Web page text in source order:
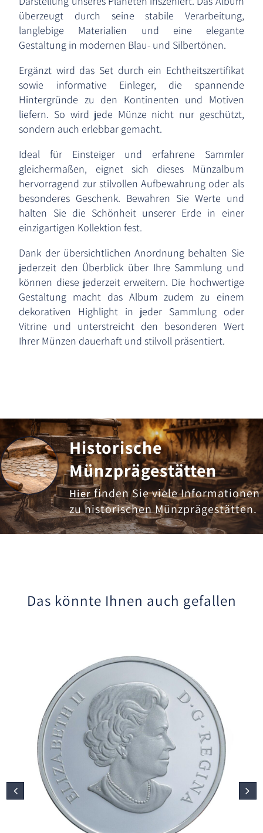
überzeugt durch seine stabile Verarbeitung,
langlebige Materialien und eine elegante
Gestaltung in modernen Blau- und Silbertönen.
Ergänzt wird das Set durch ein Echtheitszertifikat
sowie informative Einleger, die spannende
Hintergründe zu den Kontinenten und Motiven
liefern. So wird jede Münze nicht nur geschützt,
sondern auch erlebbar gemacht.
Ideal für Einsteiger und erfahrene Sammler
gleichermaßen, eignet sich dieses Münzalbum
hervorragend zur stilvollen Aufbewahrung oder als
besonderes Geschenk. Bewahren Sie Werte und
halten Sie die Schönheit unserer Erde in einer
einzigartigen Kollektion fest.
Dank der übersichtlichen Anordnung behalten Sie
jederzeit den Überblick über Ihre Sammlung und
können diese jederzeit erweitern. Die hochwertige
Gestaltung macht das Album zudem zu einem
dekorativen Highlight in jeder Sammlung oder
Vitrine und unterstreicht den besonderen Wert
Ihrer Münzen dauerhaft und stilvoll präsentiert.
Historische
Münzprägestätten
Hierfinden Sie viele Informationen
zu historischen Münzprägestätten.
Das könnte Ihnen auch gefallen